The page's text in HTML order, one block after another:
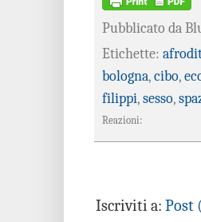
Pubblicato da
Etichette:
bologna, cibo,
filippi, sesso,
Reazioni:
Iscriviti a: Post